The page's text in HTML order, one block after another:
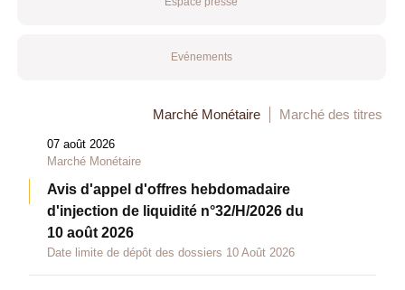
Evénements
Marché Monétaire Marché des titres
07 août 2026
Marché Monétaire
Avis d'appel d'offres hebdomadaire
d'injection de liquidité n°32/H/2026 du
10 août 2026
Date limite de dépôt des dossiers 10 Août 2026